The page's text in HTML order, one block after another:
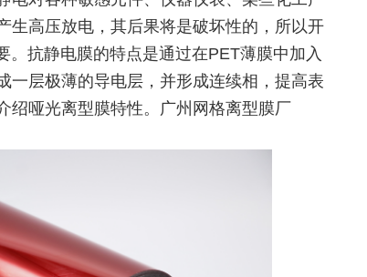
生高压放电，其后果将是破坏性的，所以开
。抗静电膜的特点是通过在PET薄膜中加入
一层极薄的导电层，并形成连续相，提高表
绍哑光离型膜特性。广州网格离型膜厂